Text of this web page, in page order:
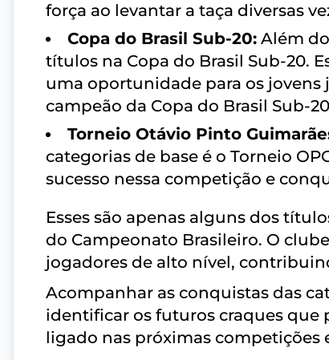
força ao levantar a taça diversas
Copa do Brasil Sub-20: Além
títulos na Copa do Brasil Sub-20.
uma oportunidade para os jovens
campeão da Copa do Brasil Sub-
Torneio Otávio Pinto
categorias de base é o Torneio
sucesso nessa competição e
Esses são apenas alguns dos
do Campeonato Brasileiro. O
jogadores de alto nível,
Acompanhar as conquistas das
identificar os futuros craques
ligado nas próximas competições